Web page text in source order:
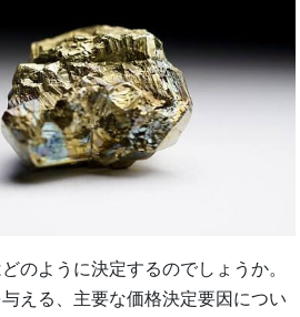
のように決定するのでしょうか。
える、主要な価格決定要因につい